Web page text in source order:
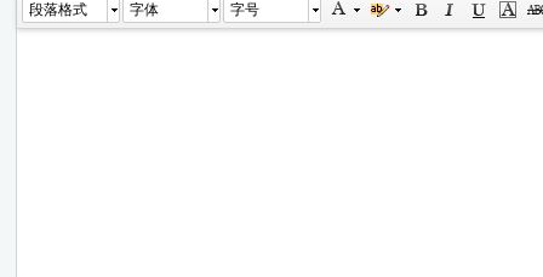
段落格式 字体 字号